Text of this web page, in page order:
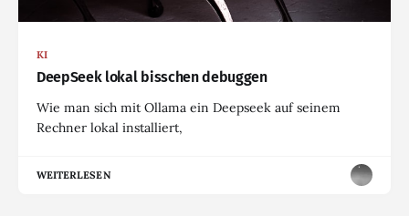
KI
DeepSeek lokal bisschen debuggen
Wie man sich mit Ollama ein Deepseek auf seinem
Rechner lokal installiert,
WEITERLESEN